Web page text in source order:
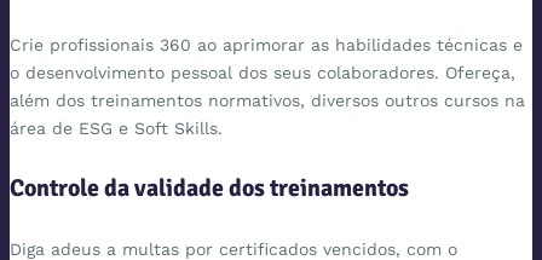
Crie profissionais 360 ao aprimorar as habilidades técnicas e
o desenvolvimento pessoal dos seus colaboradores. Ofereça,
além dos treinamentos normativos, diversos outros cursos na
área de ESG e Soft Skills.
Controle da validade dos treinamentos
Diga adeus a multas por certificados vencidos, com o